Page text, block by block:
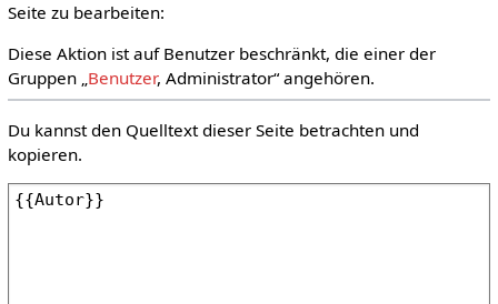
Seite zu bearbeiten:
Diese Aktion ist auf Benutzer beschränkt, die einer der
Gruppen „Benutzer, Administrator“ angehören.
Du kannst den Quelltext dieser Seite betrachten und
kopieren.